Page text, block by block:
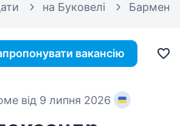
на Буковелі Бармен
вакансію
від 9 липня 2026